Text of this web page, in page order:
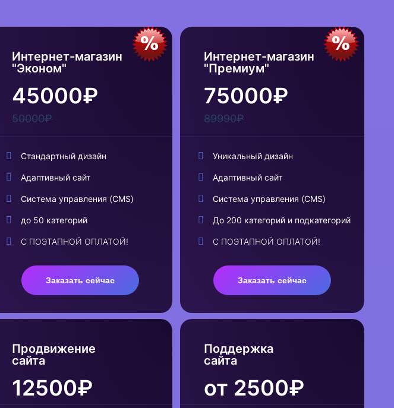
Интернет-магазин
"Эконом"
45000₽
50000₽
Стандартный дизайн
Адаптивный сайт
Система управления (CMS)
до 50 категорий
С ПОЭТАПНОЙ ОПЛАТОЙ!
Заказать сейчас
Интернет-магазин
"Премиум"
75000₽
89990₽
Уникальный дизайн
Адаптивный сайт
Система управления (CMS)
До 200 категорий и подкатегорий
С ПОЭТАПНОЙ ОПЛАТОЙ!
Заказать сейчас
Продвижение
сайта
12500₽
Поддержка
сайта
от 2500₽